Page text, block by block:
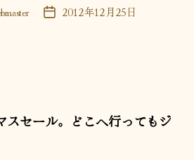
投 2012年12月25日
スセール。どこへ行ってもジ